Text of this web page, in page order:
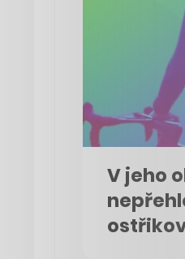
V jeho